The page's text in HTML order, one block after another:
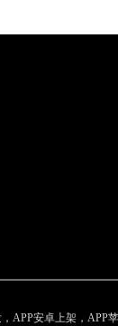
APP安卓上架，APP